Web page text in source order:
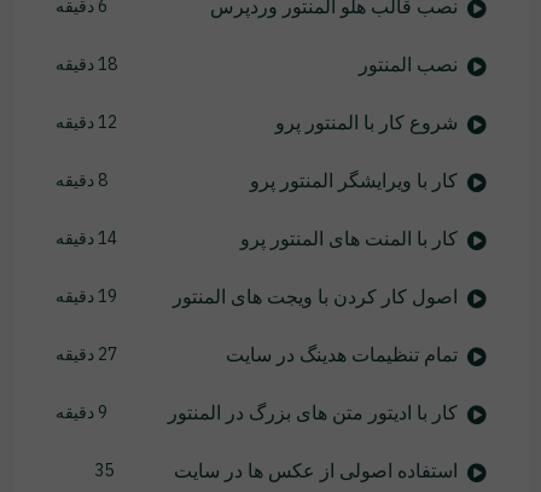
نصب قالب هلو المنتور وردپرس 6 دقیقه
نصب المنتور 18 دقیقه
شروع کار با المنتور پرو 12 دقیقه
کار با ویرایشگر المنتور پرو 8 دقیقه
کار با المنت های المنتور پرو 14 دقیقه
اصول کار کردن با ویجت های المنتور 19 دقیقه
تمام تنظیمات هدینگ در سایت 27 دقیقه
کار با ادیتور متن های بزرگ در المنتور 9 دقیقه
استفاده اصولی از عکس ها در سایت
35